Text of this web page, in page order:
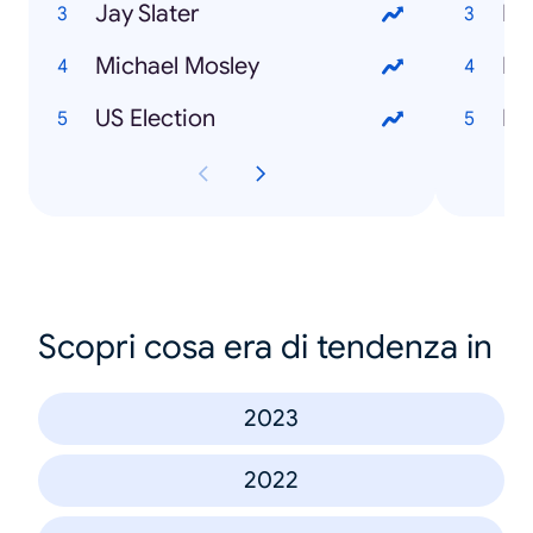
Jay Slater
Michael Mosley
US Election
Scopri cosa era di tendenza in
2023
2022